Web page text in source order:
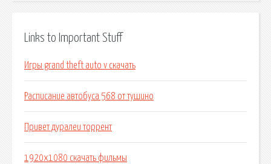
Links to Important Stuff
Игры grand theft auto v скачать
Расписание автобуса 568 от тушино
Привет дуралеи торрент
1920x1080 скачать фильмы